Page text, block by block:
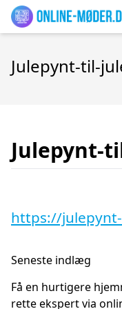
Julepynt-til-
Julepynt-
https://
Seneste indlæg
Få en hurtigere
rette ekspert via